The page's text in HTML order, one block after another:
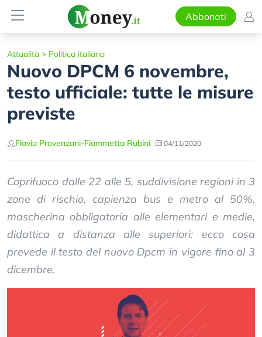
Abbonati
Attualità > Politica italiana
Nuovo DPCM 6 novembre,
testo ufficiale: tutte le misure
previste
Flavia Provenzani-Fiammetta Rubini 04/11/2020
Coprifuoco dalle 22 alle 5, suddivisione regioni in 3
zone di rischio, capienza bus e metro al 50%,
mascherina obbligatoria alle elementari e medie,
didattica a distanza alle superiori: ecco cosa
prevede il testo del nuovo Dpcm in vigore fino al 3
dicembre.